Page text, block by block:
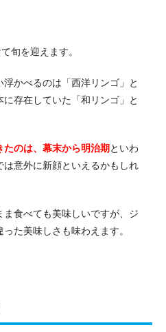
旬を迎えます。
かべるのは「西洋リンゴ」と
存在していた「和リンゴ」と
のは、幕末から明治期といわ
意外に新顔といえるかもしれ
食べても美味しいですが、ジ
た美味しさも味わえます。